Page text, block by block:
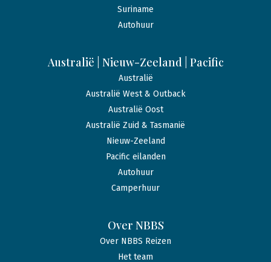
Suriname
Autohuur
Australië | Nieuw-Zeeland | Pacific
Australië
Australië West & Outback
Australië Oost
Australië Zuid & Tasmanië
Nieuw-Zeeland
Pacific eilanden
Autohuur
Camperhuur
Over NBBS
Over NBBS Reizen
Het team